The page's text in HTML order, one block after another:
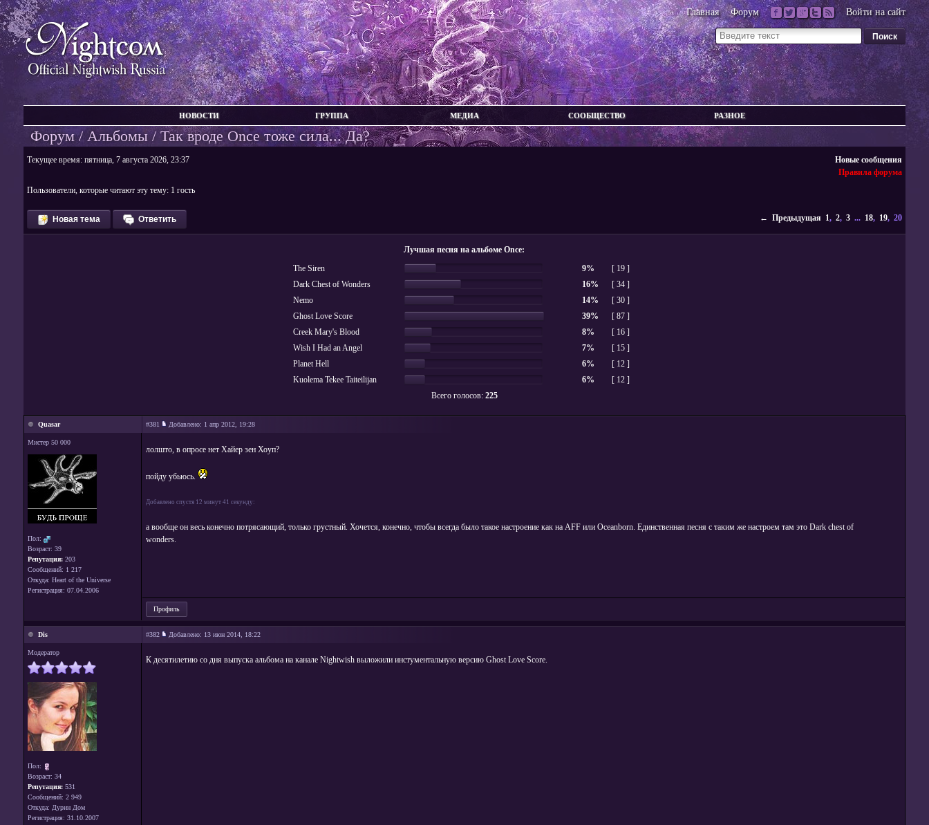
Главная Форум Войти на сайт
НОВОСТИ ГРУППА МЕДИА СООБЩЕСТВО РАЗНОЕ
Форум/Альбомы/ Так вроде Once тоже сила... Да?
Текущее время: пятница, 7 августа 2026, 23:37
Новые сообщения
Правила форума
Пользователи, которые читают эту тему: 1 гость
← Предыдущая 1,2,3 ... 18, 19, 20
Новая тема Ответить
Лучшая песня на альбоме Once:
The Siren
9%
[ 19 ]
Dark Chest of Wonders
16%
[ 34 ]
Nemo
14%
[ 30 ]
Ghost Love Score
39%
[ 87 ]
Creek Mary's Blood
8%
[ 16 ]
Wish I Had an Angel
7%
[ 15 ]
Planet Hell
6%
[ 12 ]
Kuolema Tekee Taiteilijan
6%
[ 12 ]
Всего голосов: 225
Quasar
Мистер 50 000
Пол:
Возраст: 39
Репутация: 203
Сообщений: 1 217
Откуда: Heart of the Universe
Регистрация: 07.04.2006
#381 Добавлено: 1 апр 2012, 19:28
лолшто, в опросе нет Хайер зен Хоуп?
пойду убьюсь.
Добавлено спустя 12 минут 41 секунду:
а вообще он весь конечно потрясающий, только грустный. Хочется, конечно, чтобы всегда было такое настроение как на AFF или Oceanborn. Единственная песня с таким же настроем там это Dark chest of
wonders.
Профиль
Dis
Модератор
Пол:
Возраст: 34
Репутация: 531
Сообщений: 2 949
Откуда: Дурин Дом
Регистрация: 31.10.2007
#382 Добавлено: 13 июн 2014, 18:22
К десятилетию со дня выпуска альбома на канале Nightwish выложили инстументальную версию Ghost Love Score.